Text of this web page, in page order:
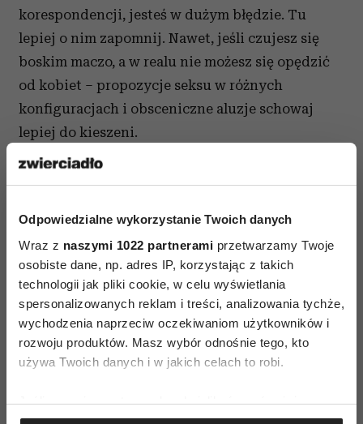
Odpowiedzialne wykorzystanie Twoich danych
Wraz z naszymi 1022 partnerami przetwarzamy Twoje
osobiste dane, np. adres IP, korzystając z takich
technologii jak pliki cookie, w celu wyświetlania
spersonalizowanych reklam i treści, analizowania tychże,
wychodzenia naprzeciw oczekiwaniom użytkowników i
rozwoju produktów. Masz wybór odnośnie tego, kto
używa Twoich danych i w jakich celach to robi.
Jeśli wyrazisz na to zgodę, chcielibyśmy również:
korespondencji, jesteś w dużym błędzie. Tu
lepiej o nim zapomnij. Nawet, jeśli czujesz się
boskim maczo, a w realu nie możesz się opędzić
od kobiet – propozycje seksu w różnych
konfiguracjach i obsceniczne aluzje schowaj
lepiej do kieszeni.
7. Poznajmy... stan mojego konta
upatrzyłeś sobie we własnej (tym gorzej, jeśli
wyimaginowanej) – sytuacji finansowej – już na
wstępie jesteś stracony. Wierząc w to, że żadna
kobieta nie zechce poznać bliżej kogoś, kto nie
dysponuje apartamentem w centrum miasta,
dwoma autami i pokaźną sumką na swoim koncie
– snujesz opowieści o tym, gdzie to jej nie
pokażesz… Nawet, jeśli to prawda – to żenujące